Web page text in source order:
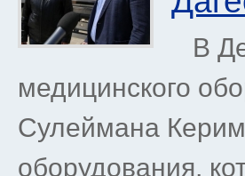
В
медицинского
Сулеймана
оборудования,